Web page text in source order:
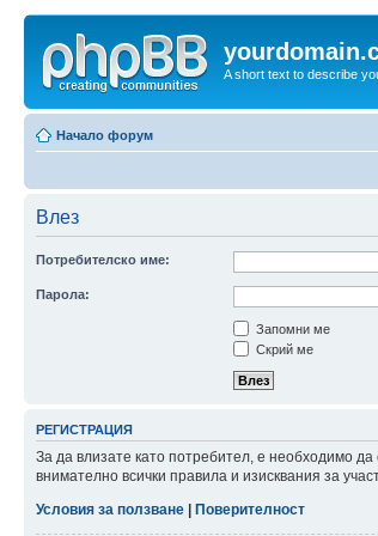
A short text to describe
Начало форум
Влез
Потребителско име:
Парола:
Запомни ме
Скрий ме
РЕГИСТРАЦИЯ
За да влизате като потребител, е необходимо
внимателно всички правила и изисквания за
Условия за ползване
Поверителност